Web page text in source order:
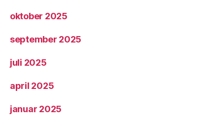
oktober 2025
september 2025
juli 2025
april 2025
januar 2025